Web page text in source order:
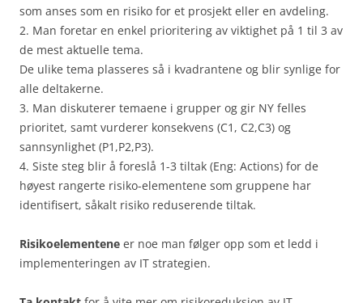
som anses som en risiko for et prosjekt eller en avdeling.
2. Man foretar en enkel prioritering av viktighet på 1 til 3 av
de mest aktuelle tema.
De ulike tema plasseres så i kvadrantene og blir synlige for
alle deltakerne.
3. Man diskuterer temaene i grupper og gir NY felles
prioritet, samt vurderer konsekvens (C1, C2,C3) og
sannsynlighet (P1,P2,P3).
4. Siste steg blir å foreslå 1-3 tiltak (Eng: Actions) for de
høyest rangerte risiko-elementene som gruppene har
identifisert, såkalt risiko reduserende tiltak.
Risikoelementene er noe man følger opp som et ledd i
implementeringen av IT strategien.